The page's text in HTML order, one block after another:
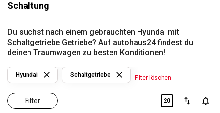
Schaltung
Du suchst nach einem gebrauchten Hyundai mit
Schaltgetriebe Getriebe? Auf autohaus24 findest du
deinen Traumwagen zu besten Konditionen!
Filter
Hyundai Schaltgetriebe Filter löschen
20